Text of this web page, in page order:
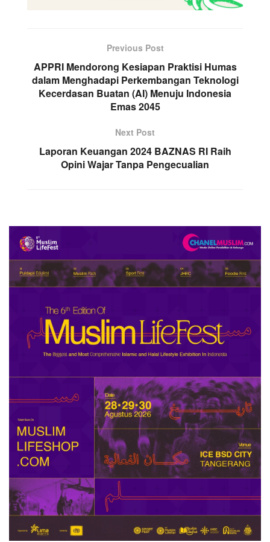
Previous Post
APPRI Mendorong Kesiapan Praktisi Humas
dalam Menghadapi Perkembangan Teknologi
Kecerdasan Buatan (AI) Menuju Indonesia
Emas 2045
Next Post
Laporan Keuangan 2024 BAZNAS RI Raih
Opini Wajar Tanpa Pengecualian